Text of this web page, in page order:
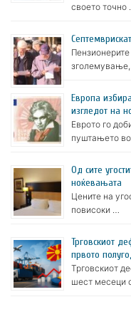
своето точно
зголемување,
Европа
изгледот на
Еврото го
пуштањето
Oд сите
ноќевањата
Цените на
повисоки …
Трговскиот
првото
Трговскиот
шест месеци